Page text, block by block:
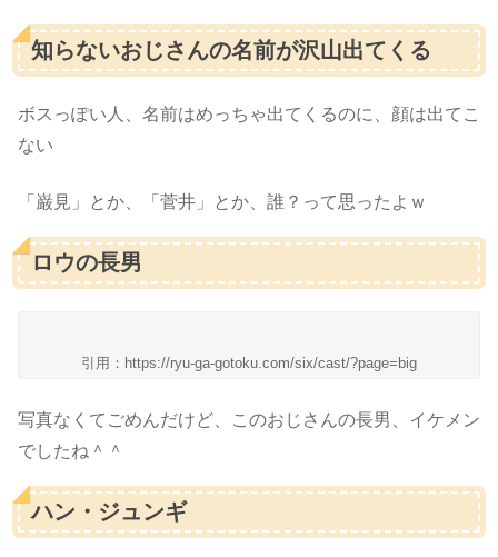
知らないおじさんの名前が沢山出てくる
ボスっぽい人、名前はめっちゃ出てくるのに、顔は出てこ
ない
「巌見」とか、「菅井」とか、誰？って思ったよｗ
ロウの長男
引用：https://ryu-ga-gotoku.com/six/cast/?page=big
写真なくてごめんだけど、このおじさんの長男、イケメン
でしたね＾＾
ハン・ジュンギ